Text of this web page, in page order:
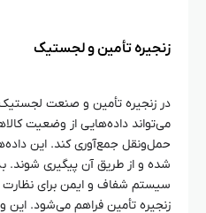
زنجیره تأمین و لجستیک
می‌تواند داده‌هایی از وضعیت
حمل‌ونقل جمع‌آوری کند. این
شده و از طریق آن پیگیری شوند.
سیستم شفاف و ایمن برای نظارت
زنجیره تأمین فراهم می‌شود. این